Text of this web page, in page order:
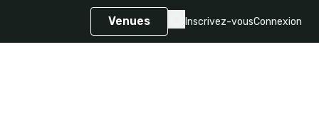
Venues Inscrivez-vousConnexion